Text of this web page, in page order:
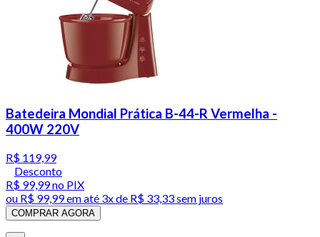
Batedeira Mondial Prática B-44-R Vermelha -
400W 220V
R$ 119,99
Desconto
R$ 99,99no PIX
ou R$ 99,99em até 3x de R$ 33,33 sem juros
COMPRAR AGORA